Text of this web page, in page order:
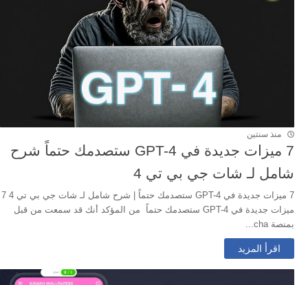
منذ سنتين
7 ميزات جديدة في GPT-4 ستصدمك حتماً شرح
شامل لـ شات جي بي تي 4
7 ميزات جديدة في GPT-4 ستصدمك حتماً | شرح شامل لـ شات جي بي تي 4 7
ميزات جديدة في GPT-4 ستصدمك حتماً من المؤكد أنك قد سمعت من قبل
بمنصة cha...
اقرأ المزيد